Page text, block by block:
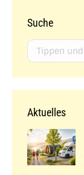
Suche
Search:
Aktuelles